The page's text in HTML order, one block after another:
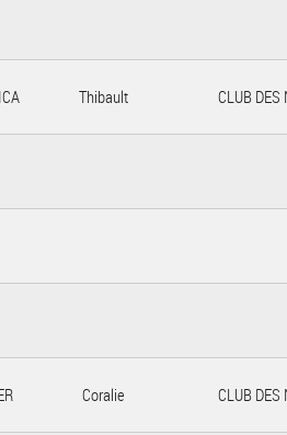
Thibault CLUB DES
Coralie CLUB DES